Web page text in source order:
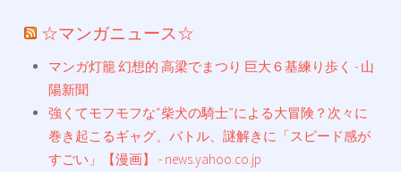
☆マンガニュース☆
マンガ灯籠 幻想的 高梁でまつり 巨大６基練り歩く - 山
陽新聞
強くてモフモフな“柴犬の騎士”による大冒険？次々に
巻き起こるギャグ、バトル、謎解きに「スピード感が
すごい」【漫画】 - news.yahoo.co.jp